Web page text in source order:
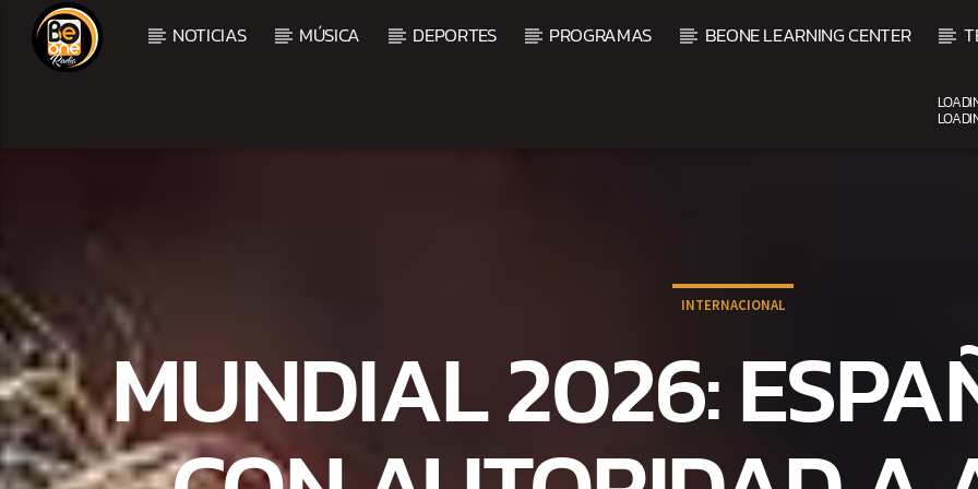
NOTICIAS MÚSICA DEPORTES PROGRAMAS BEONE LEARNING CENTER
INTERNACIONAL
MUNDIAL 2026: